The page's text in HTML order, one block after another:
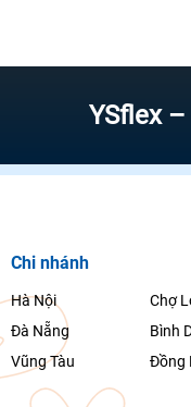
YSflex –
Chi nhánh
Hà Nội
Chợ
Đà Nẵng
Bình
Vũng Tàu
Đồng